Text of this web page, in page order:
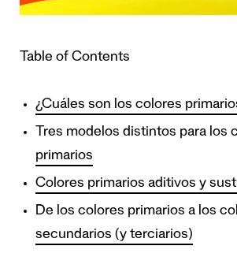
Table of Contents
¿Cuáles son los colores
Tres modelos distintos para los
primarios
Colores primarios aditivos y
De los colores primarios a los
secundarios (y terciarios)